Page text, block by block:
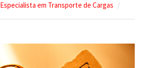
Especialista em Transporte de Cargas